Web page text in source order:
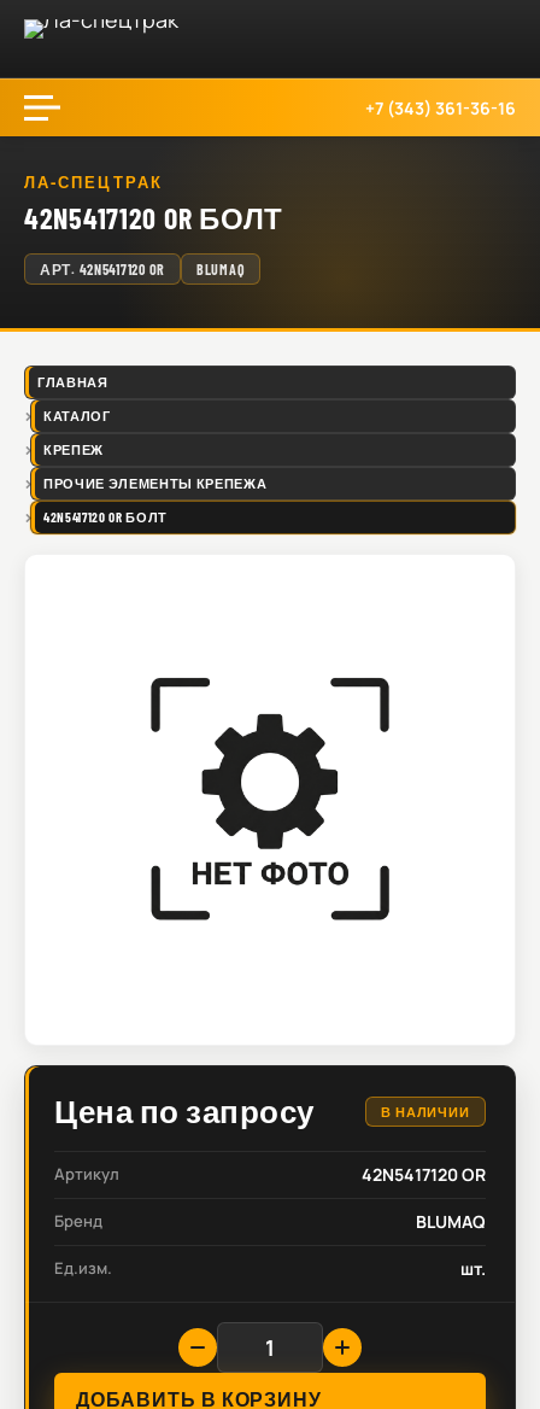
+7 (343) 361-36-16
ЛА-СПЕЦТРАК
42N5417120 OR БОЛТ
АРТ. 42N5417120 OR BLUMAQ
ГЛАВНАЯ
КАТАЛОГ
КРЕПЕЖ
ПРОЧИЕ ЭЛЕМЕНТЫ КРЕПЕЖА
42N5417120 OR БОЛТ
Цена по запросу В НАЛИЧИИ
Артикул 42N5417120 OR
Бренд BLUMAQ
Ед.изм. шт.
ДОБАВИТЬ В КОРЗИНУ